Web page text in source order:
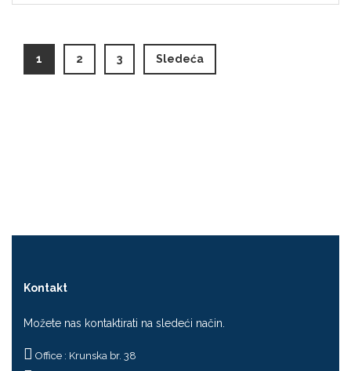
1 (current)
2 3 Sledeća
Kontakt
Možete nas kontaktirati na sledeći način.
Office : Krunska br. 38